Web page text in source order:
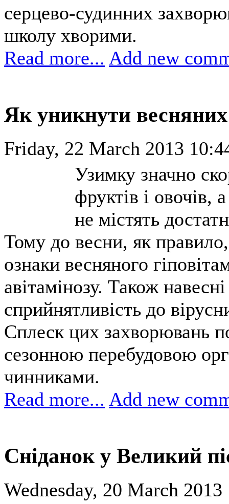
серцево-судинних
школу хворими.
Read more... Add new
Як уникнути весняних
Friday, 22 March 2013
Узимку значно
фруктів і овочів,
не містять
Тому до весни, як
ознаки весняного
авітамінозу. Також
сприйнятливість до
Сплеск цих захворювань
сезонною перебудовою
чинниками.
Read more... Add new
Сніданок у Великий
Wednesday, 20 March